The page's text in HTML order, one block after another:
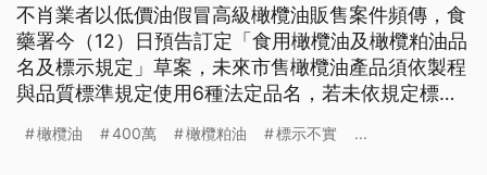
不肖業者以低價油假冒高級橄欖油販售案件頻傳，食
藥署今（12）日預告訂定「食用橄欖油及橄欖粕油品
名及標示規定」草案，未來市售橄欖油產品須依製程
與品質標準規定使用6種法定品名，若未依規定標
元；攙偽假冒者最重關7年，得併科8000萬元以下罰
橄欖油 400萬 橄欖粕油 標示不實 ...